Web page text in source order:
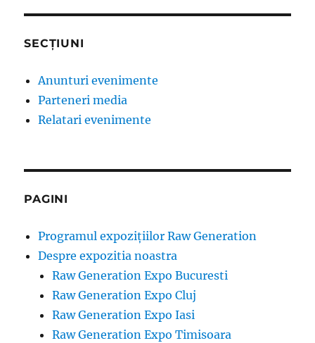
SECȚIUNI
Anunturi evenimente
Parteneri media
Relatari evenimente
PAGINI
Programul expozițiilor Raw Generation
Despre expozitia noastra
Raw Generation Expo Bucuresti
Raw Generation Expo Cluj
Raw Generation Expo Iasi
Raw Generation Expo Timisoara